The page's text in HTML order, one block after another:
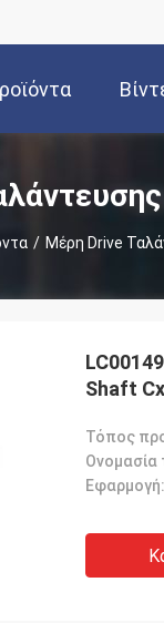
/ Μέρη Drive
Shaft
Εφαρμογή: